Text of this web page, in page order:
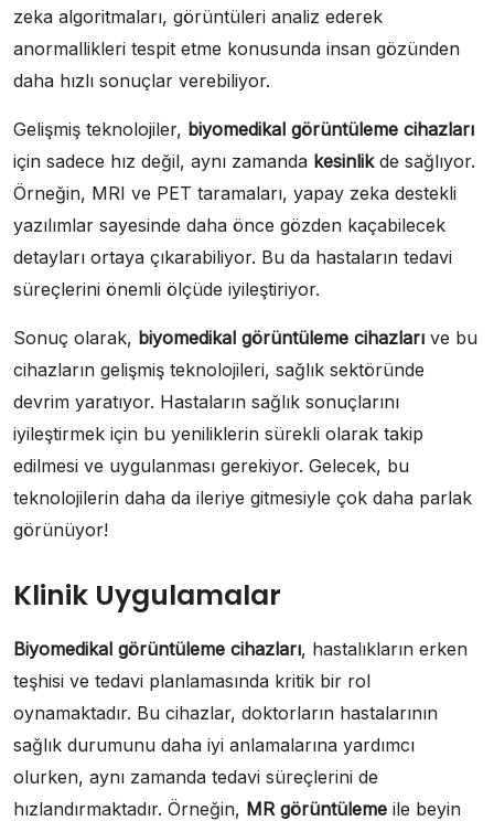
zeka algoritmaları, görüntüleri analiz ederek
anormallikleri tespit etme konusunda insan gözünden
daha hızlı sonuçlar verebiliyor.
Gelişmiş teknolojiler, biyomedikal görüntüleme cihazları
için sadece hız değil, aynı zamanda kesinlikde sağlıyor.
Örneğin, MRI ve PET taramaları, yapay zeka destekli
yazılımlar sayesinde daha önce gözden kaçabilecek
detayları ortaya çıkarabiliyor. Bu da hastaların tedavi
süreçlerini önemli ölçüde iyileştiriyor.
Sonuç olarak, biyomedikal görüntüleme cihazları ve bu
cihazların gelişmiş teknolojileri, sağlık sektöründe
devrim yaratıyor. Hastaların sağlık sonuçlarını
iyileştirmek için bu yeniliklerin sürekli olarak takip
edilmesi ve uygulanması gerekiyor. Gelecek, bu
teknolojilerin daha da ileriye gitmesiyle çok daha parlak
görünüyor!
Klinik Uygulamalar
Biyomedikal görüntüleme cihazları, hastalıkların erken
teşhisi ve tedavi planlamasında kritik bir rol
oynamaktadır. Bu cihazlar, doktorların hastalarının
sağlık durumunu daha iyi anlamalarına yardımcı
olurken, aynı zamanda tedavi süreçlerini de
hızlandırmaktadır. Örneğin, MR görüntüleme ile beyin